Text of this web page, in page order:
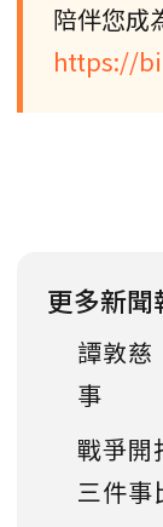
陪伴您成
https://
更多新聞
譚敦慈
事
戰爭開
三件事